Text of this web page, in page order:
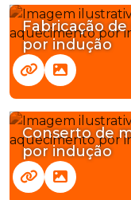
Fabricação
por indução
Conserto de
por indução